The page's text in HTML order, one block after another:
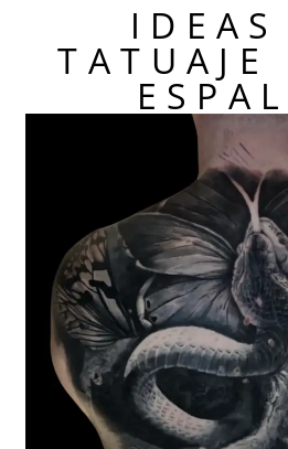
IDEAS
TATUAJE